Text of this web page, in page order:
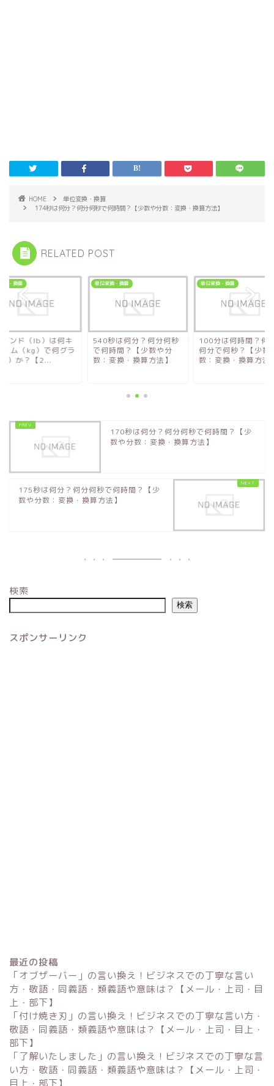
HOME
単位変換・換算
174秒は何分？何分何秒で何時間？【少数や分数：変換・換算方法】
RELATED POST
換・換算
ンド（lb）は何キ
ラム（kg）で何グラ
g）か？【2...
単位変換・換算
540秒は何分？何分何秒
で何時間？【少数や分
数：変換・換算方法】
単位変換・換算
100分は何時間？何
何分で何秒？【少数
数：変換・換算方法
170秒は何分？何分何秒で何時間？【少
数や分数：変換・換算方法】
175秒は何分？何分何秒で何時間？【少
数や分数：変換・換算方法】
検索
検索
スポンサーリンク
最近の投稿
「オブザーバー」の言い換え！ビジネスでの丁寧な言い
方・敬語・同義語・類義語や意味は？【メール・上司・目
上・部下】
「付け焼き刃」の言い換え！ビジネスでの丁寧な言い方・
敬語・同義語・類義語や意味は？【メール・上司・目上・
部下】
「了解いたしました」の言い換え！ビジネスでの丁寧な言
い方・敬語・同義語・類義語や意味は？【メール・上司・
目上・部下】
Excel
単位変換・換算